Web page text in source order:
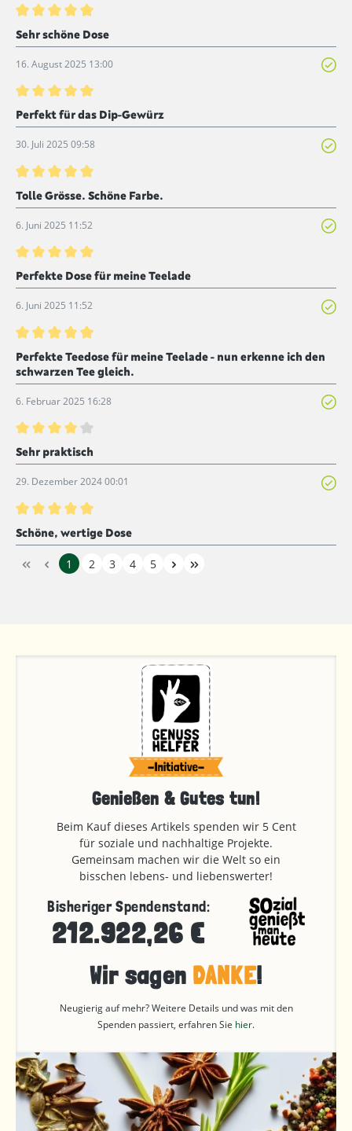
Bewertung mit 5 von 5 Sternen
Sehr schöne Dose
16. August 2025 13:00
Bewertung mit 5 von 5 Sternen
Perfekt für das Dip-Gewürz
30. Juli 2025 09:58
Bewertung mit 5 von 5 Sternen
Tolle Grösse. Schöne Farbe.
6. Juni 2025 11:52
Bewertung mit 5 von 5 Sternen
Perfekte Dose für meine Teelade
6. Juni 2025 11:52
Bewertung mit 5 von 5 Sternen
Perfekte Teedose für meine Teelade - nun erkenne ich den
schwarzen Tee gleich.
6. Februar 2025 16:28
Bewertung mit 4 von 5 Sternen
Sehr praktisch
29. Dezember 2024 00:01
Bewertung mit 5 von 5 Sternen
Schöne, wertige Dose
1 2 3 4 5
Genießen & Gutes tun!
Beim Kauf dieses Artikels spenden wir 5 Cent
für soziale und nachhaltige Projekte.
Gemeinsam machen wir die Welt so ein
bisschen lebens- und liebenswerter!
Bisheriger Spendenstand:
212.922,26 €
Wir sagen DANKE!
Neugierig auf mehr? Weitere Details und was mit den
Spenden passiert, erfahren Sie hier.